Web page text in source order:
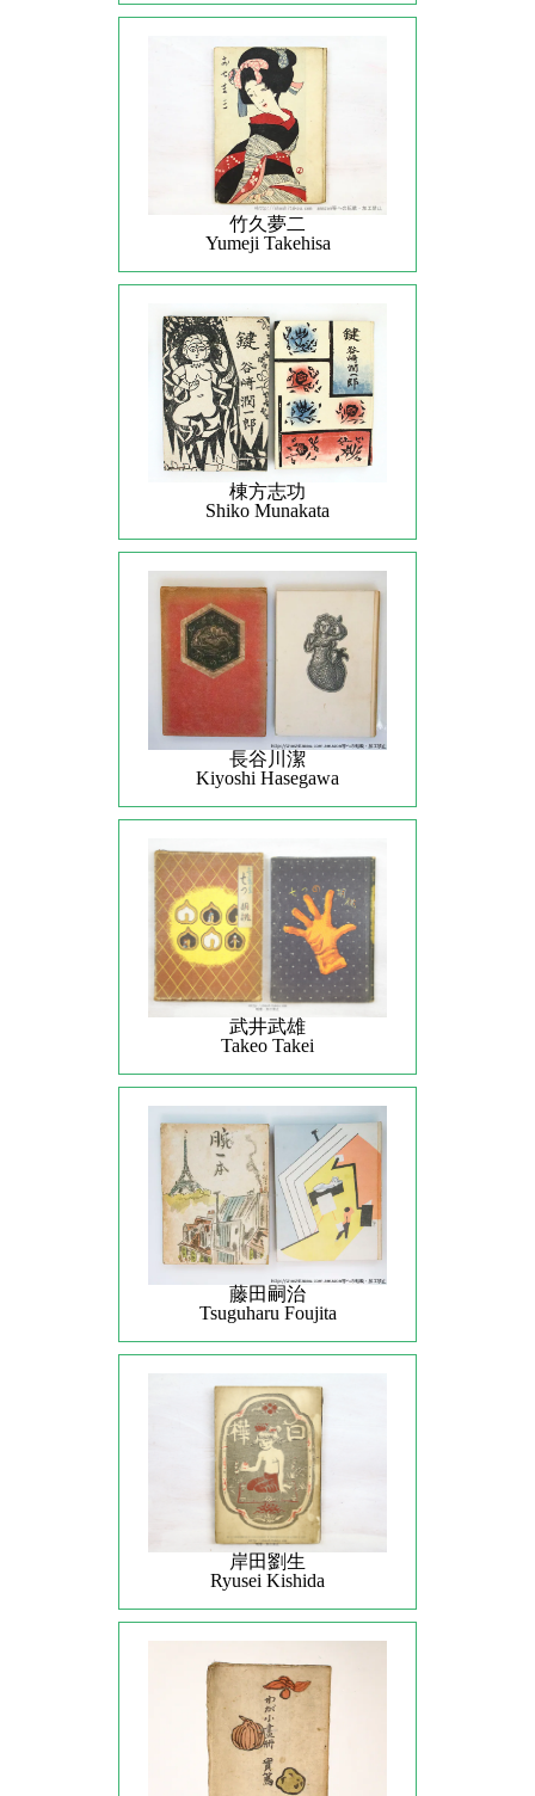
竹久夢二
Yumeji Takehisa
棟方志功
Shiko Munakata
長谷川潔
Kiyoshi Hasegawa
武井武雄
Takeo Takei
藤田嗣治
Tsuguharu Foujita
岸田劉生
Ryusei Kishida